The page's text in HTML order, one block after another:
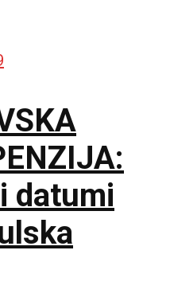
datumi